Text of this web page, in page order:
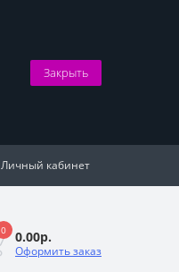
Закрыть
Личный кабинет
0 0.00р.
Оформить заказ